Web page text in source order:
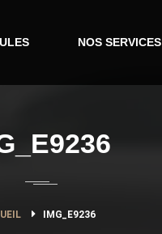
NOS SERVICES
IMG_E9236